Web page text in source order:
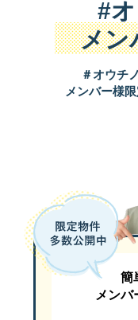
所沢
家の売却相場は低下す
周辺環境の整備や開発
そのため本章では、正
3-1.周辺地域の取引
国土交通省が公開してい
不動産情報ライブラリ
レインズ・マー
■一般媒介
・複数の不動産会社へ
・ご自身でも買主を探
・売却依頼ができるの
・手間をかけず、なる
・ご自身でも買主を探
■専属専任媒介
・売却依頼ができるの
・築年数の経った物件
・手間をかけず最速で
※自己発生取引とは：
媒介契約の種類は以下
不動産会社によっては
売
所沢
3.不動産査定の方
不動産査定の2種類の
#
メン
＃オウチ
メンバー様
簡
メンバ